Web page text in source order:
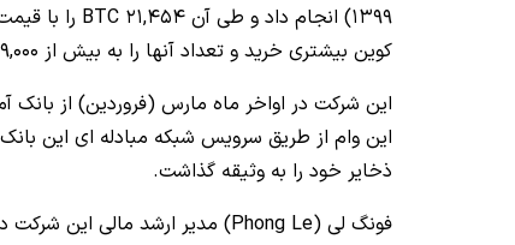
کوین بیشتری خرید و تعداد آنها را به بیش از 129,000 واحد رساند.
این شرکت در اواخر ماه مارس (فروردین) از بانک
ذخایر خود را به وثیقه گذاشت.